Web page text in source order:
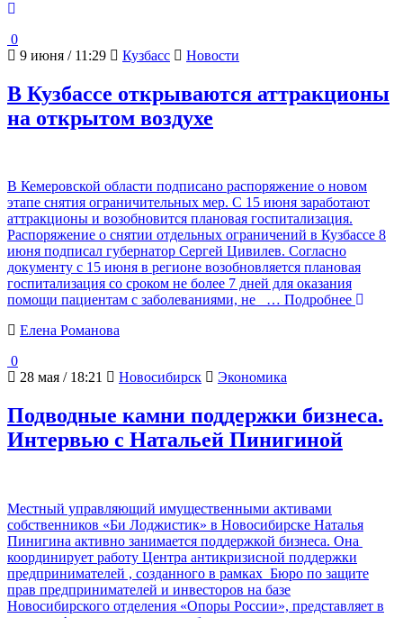
0
9 июня / 11:29
Кузбасс Новости
В Кузбассе открываются аттракционы
на открытом воздухе
В Кемеровской области подписано распоряжение о новом
этапе снятия ограничительных мер. С 15 июня заработают
аттракционы и возобновится плановая госпитализация.
Распоряжение о снятии отдельных ограничений в Кузбассе 8
июня подписал губернатор Сергей Цивилев. Согласно
документу с 15 июня в регионе возобновляется плановая
госпитализация со сроком не более 7 дней для оказания
помощи пациентам с заболеваниями, не
… Подробнее
Елена Романова
0
28 мая / 18:21
Новосибирск Экономика
Подводные камни поддержки бизнеса.
Интервью с Натальей Пинигиной
Местный управляющий имущественными активами
собственников «Би Лоджистик» в Новосибирске Наталья
Пинигина активно занимается поддержкой бизнеса. Она
координирует работу Центра антикризисной поддержки
предпринимателей , созданного в рамках Бюро по защите
прав предпринимателей и инвесторов на базе
Новосибирского отделения «Опоры России», представляет в